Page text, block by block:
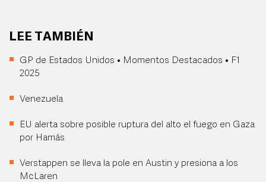
LEE TAMBIÉN
GP de Estados Unidos • Momentos Destacados • F1
2025
Venezuela
EU alerta sobre posible ruptura del alto el fuego en Gaza
por Hamás
Verstappen se lleva la pole en Austin y presiona a los
McLaren